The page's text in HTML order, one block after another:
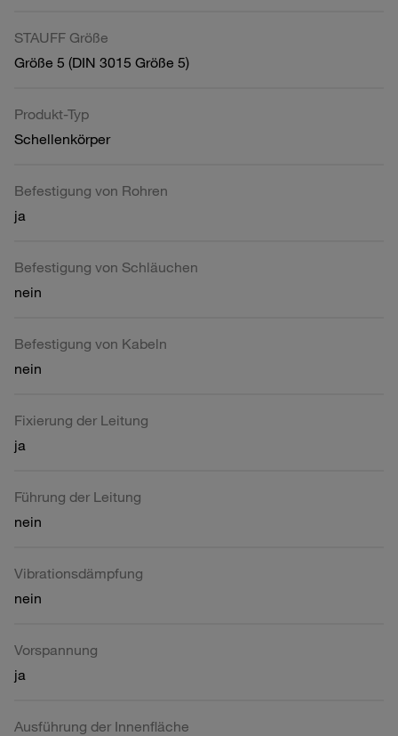
STAUFF Größe
Größe 5 (DIN 3015 Größe 5)
Produkt-Typ
Schellenkörper
Befestigung von Rohren
ja
Befestigung von Schläuchen
nein
Befestigung von Kabeln
nein
Fixierung der Leitung
ja
Führung der Leitung
nein
Vibrationsdämpfung
nein
Vorspannung
ja
Ausführung der Innenfläche